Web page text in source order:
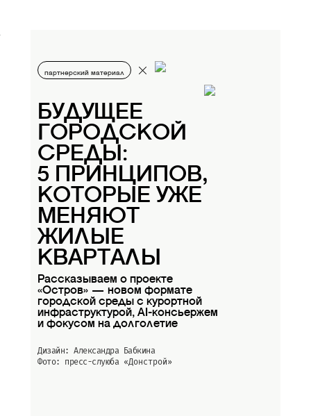
партнерский материал
БУДУЩЕЕ
ГОРОДСКОЙ
СРЕДЫ:
5 ПРИНЦИПОВ,
КОТОРЫЕ УЖЕ
МЕНЯЮТ
ЖИЛЫЕ
КВАРТАЛЫ
Рассказываем о проекте
«Остров» — новом формате
городской среды с курортной
инфраструктурой, AI-консьержем
и фокусом на долголетие
Дизайн: Александра Бабкина
Фото: пресс-слуюба «Донстрой»